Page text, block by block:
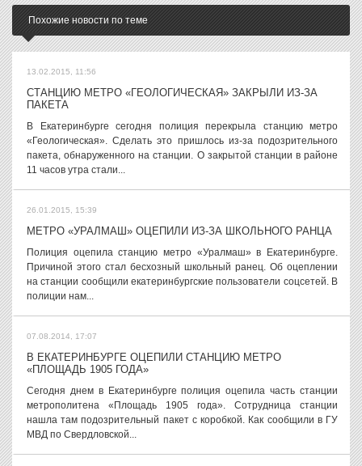
Похожие новости по теме
13.02.2015, 11:56
СТАНЦИЮ МЕТРО «ГЕОЛОГИЧЕСКАЯ» ЗАКРЫЛИ ИЗ-ЗА
ПАКЕТА
В Екатеринбурге сегодня полиция перекрыла станцию метро
«Геологическая». Сделать это пришлось из-за подозрительного
пакета, обнаруженного на станции. О закрытой станции в районе
11 часов утра стали...
26.01.2015, 15:39
МЕТРО «УРАЛМАШ» ОЦЕПИЛИ ИЗ-ЗА ШКОЛЬНОГО РАНЦА
Полиция оцепила станцию метро «Уралмаш» в Екатеринбурге.
Причиной этого стал бесхозный школьный ранец. Об оцеплении
на станции сообщили екатеринбургские пользователи соцсетей. В
полиции нам...
07.08.2014, 17:07
В ЕКАТЕРИНБУРГЕ ОЦЕПИЛИ СТАНЦИЮ МЕТРО
«ПЛОЩАДЬ 1905 ГОДА»
Сегодня днем в Екатеринбурге полиция оцепила часть станции
метрополитена «Площадь 1905 года». Сотрудница станции
нашла там подозрительный пакет с коробкой. Как сообщили в ГУ
МВД по Свердловской...